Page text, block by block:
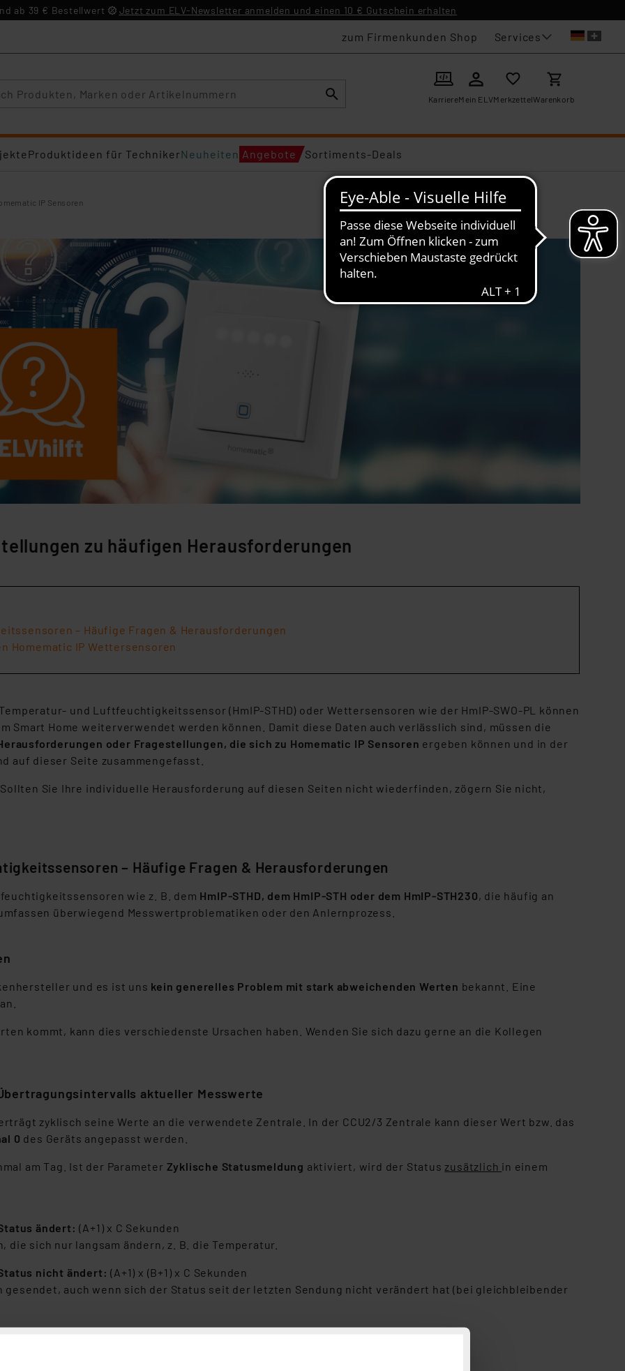
ab 39 € Bestellwert Jetzt zum ELV-Newsletter anmelden und einen 10 € Gutschein erhalten
zum Firmenkunden Shop Services
KarriereMein ELVMerkzettelWarenkorb
Produktideen für TechnikerNeuheiten Angebote Sortiments-Deals
IP Sensoren
zu häufigen Herausforderungen
– Häufige Fragen & Herausforderungen
Homematic IP Wettersensoren
und Luftfeuchtigkeitssensor (HmIP-STHD) oder Wettersensoren wie der HmIP-SWO-PL können
Smart Home weiterverwendet werden können. Damit diese Daten auch verlässlich sind, müssen die
oder Fragestellungen, die sich zu Homematic IP Sensoren ergeben können und in der
auf dieser Seite zusammengefasst.
Sie Ihre individuelle Herausforderung auf diesen Seiten nicht wiederfinden, zögern Sie nicht,
– Häufige Fragen & Herausforderungen
wie z. B. dem HmIP-STHD, dem HmIP-STH oder dem HmIP-STH230, die häufig an
überwiegend Messwertproblematiken oder den Anlernprozess.
und es ist uns kein generelles Problem mit stark abweichenden Werten bekannt. Eine
kommt, kann dies verschiedenste Ursachen haben. Wenden Sie sich dazu gerne an die Kollegen
aktueller Messwerte
zyklisch seine Werte an die verwendete Zentrale. In der CCU2/3 Zentrale kann dieser Wert bzw. das
0 des Geräts angepasst werden.
am Tag. Ist der Parameter Zyklische Statusmeldung aktiviert, wird der Status zusätzlich in einem
ändert:(A+1) x C Sekunden
sich nur langsam ändern, z. B. die Temperatur.
nicht ändert:(A+1) x (B+1) x C Sekunden
auch wenn sich der Status seit der letzten Sendung nicht verändert hat (bei gleichbleibender